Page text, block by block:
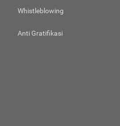
Whistleblowing
Anti Gratifikasi